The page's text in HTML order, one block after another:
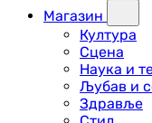
Магазин
Култура
Сцена
Наука и
Љубав и
Здравље